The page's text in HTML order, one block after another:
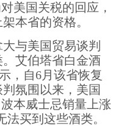
美国关税的回应，
本省的资格。
与美国贸易谈判
艾伯塔省白金酒
，自6月该省恢复
氛围以来，美国
本威士忌销量上涨
买到这些酒类。